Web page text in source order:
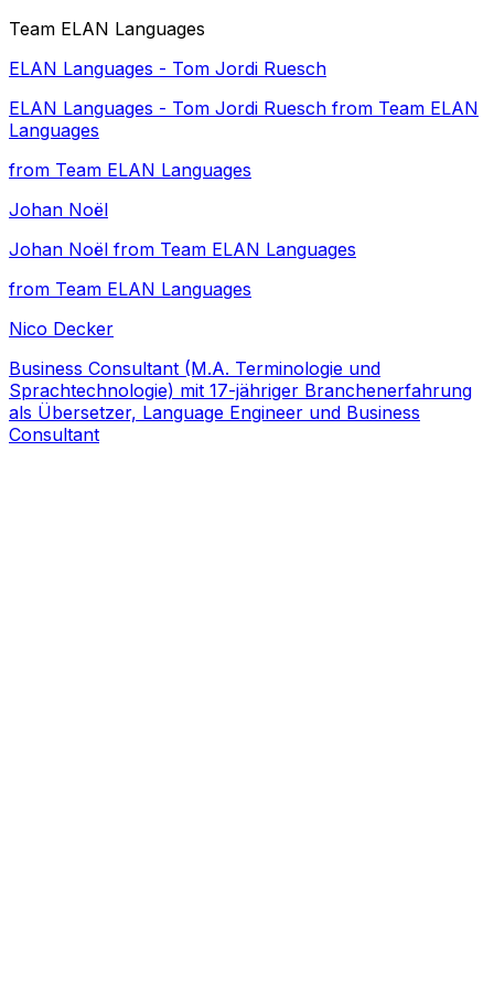
Team ELAN Languages
ELAN Languages - Tom Jordi Ruesch
ELAN Languages - Tom Jordi Ruesch from Team ELAN
Languages
from Team ELAN Languages
Johan Noël
Johan Noël from Team ELAN Languages
from Team ELAN Languages
Nico Decker
Business Consultant (M.A. Terminologie und
Sprachtechnologie) mit 17-jähriger Branchenerfahrung
als Übersetzer, Language Engineer und Business
Consultant